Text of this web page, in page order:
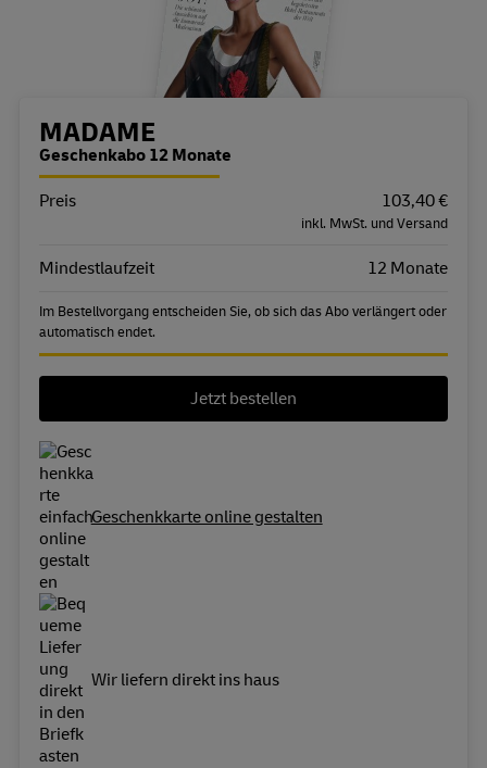
Bestellübersicht
MADAME
Geschenkabo 12 Monate
Eigenschaft
Preis 103,40 €
inkl. MwSt. und Versand
Mindestlaufzeit 12 Monate
Im Bestellvorgang entscheiden Sie, ob sich das Abo verlängert oder
automatisch endet.
Jetzt bestellen
Geschenkkarte online gestalten
Wir liefern direkt ins haus